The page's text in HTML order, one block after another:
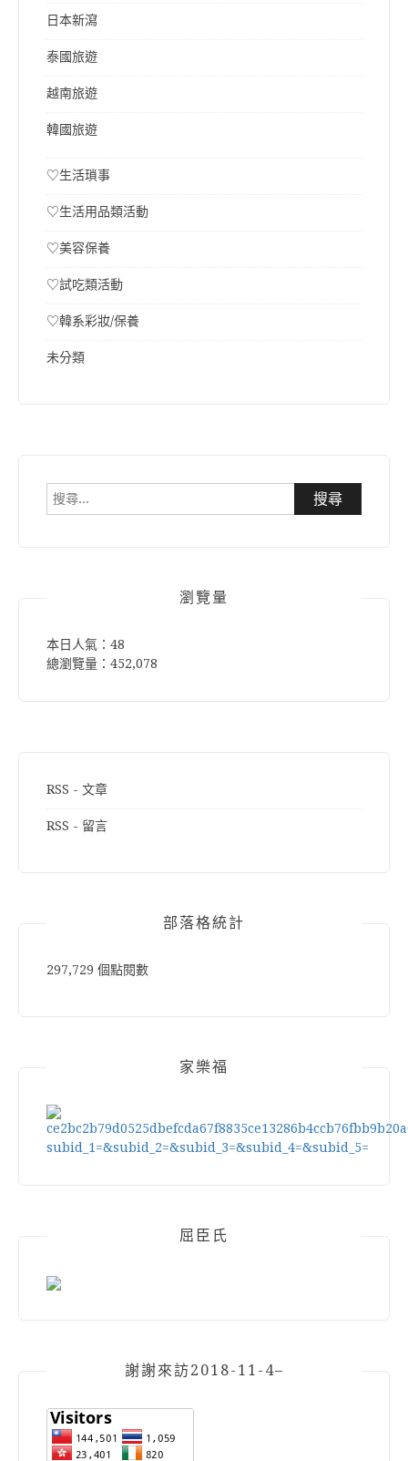
日本新瀉
泰國旅遊
越南旅遊
韓國旅遊
♡生活瑣事
♡生活用品類活動
♡美容保養
♡試吃類活動
♡韓系彩妝/保養
未分類
搜
瀏覽量
本日人氣：48
總瀏覽量：452,078
RSS - 文章
RSS - 留言
部落格統計
297,729 個點閱數
家樂福
屈臣氏
謝謝來訪2018-11-4–